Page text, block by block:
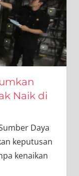
Naik di
Daya
keputusan
kenaikan